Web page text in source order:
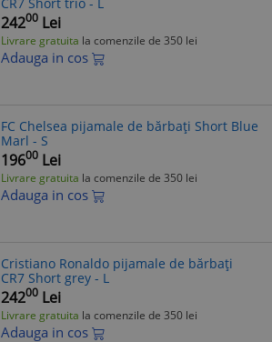
24200 Lei
Livrare gratuita la comenzile de 350 lei
Adauga in cos
FC Chelsea pijamale de bărbați Short Blue
Marl - S
19600 Lei
Livrare gratuita la comenzile de 350 lei
Adauga in cos
Cristiano Ronaldo pijamale de bărbați
CR7 Short grey - L
24200 Lei
Livrare gratuita la comenzile de 350 lei
Adauga in cos